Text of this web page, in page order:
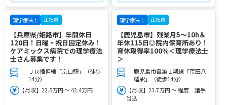
理学療法士 正社員
【兵庫県/姫路市】年間休日
120日！日曜・祝日固定休み！
ケアミックス病院での理学療法
士さん募集です！
ＪＲ播但線「京口駅」（徒歩
14分）
【月収】22.5万円 ～ 42.4万円
理学療法士 正社員
【鹿児島市】残業月5～10h＆
年休115日◎院内保育所あり！
育休取得率100％＜理学療法士
＞
鹿児島市電第１期線「荒田八
幡駅」（徒歩14分）
【月収】23.7万円 ～ 程度 諸手
当込